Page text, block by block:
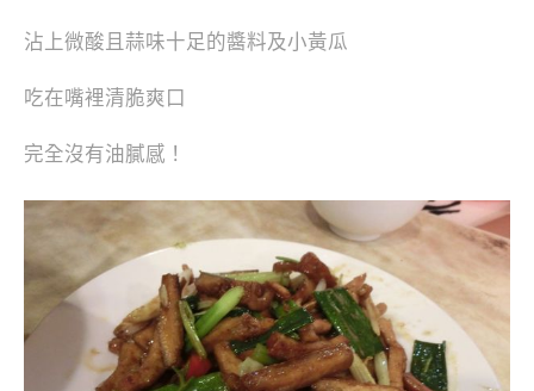
沾上微酸且蒜味十足的醬料及小黃瓜
吃在嘴裡清脆爽口
完全沒有油膩感！